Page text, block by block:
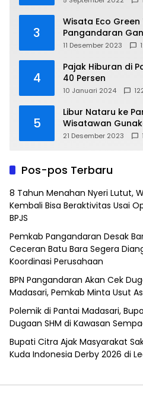
3
Wisata Eco Green
Pangandaran
11 Desember 2023
4
Pajak Hiburan di
40 Persen
10 Januari 2024
5
Libur Nataru ke
Wisatawan
21 Desember 2023
Pos-pos Terbaru
8 Tahun Menahan Nyeri Lutut,
Kembali Bisa Beraktivitas Usai
BPJS
Pemkab Pangandaran Desak
Ceceran Batu Bara Segera
Koordinasi Perusahaan
BPN Pangandaran Akan Cek
Madasari, Pemkab Minta Usut
Polemik di Pantai Madasari,
Dugaan SHM di Kawasan
Bupati Citra Ajak Masyarakat
Kuda Indonesia Derby 2026 di